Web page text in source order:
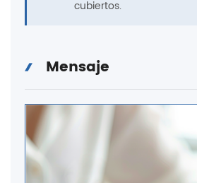
cubiertos.
Mensaje